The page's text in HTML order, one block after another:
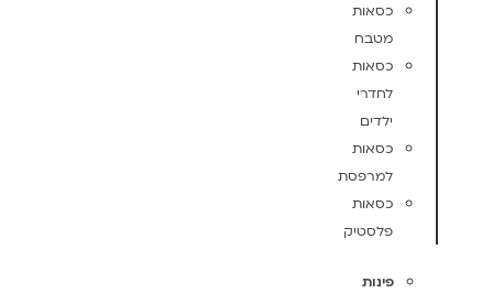
כסאות
מטבח
כסאות
לחדרי
ילדים
כסאות
למרפסת
כסאות
פלסטיק
פינות